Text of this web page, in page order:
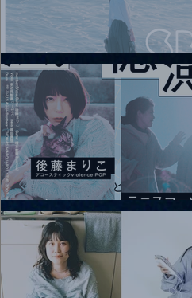
2026.08.08 |【観覧】Oaiko pre.「これから」延期
City Lights × 17歳とベルリンの壁
2026.08.10 |【観覧】「巷のmyストーリー/風の憶測
アコースティックviolence POPとテニスコーツ」